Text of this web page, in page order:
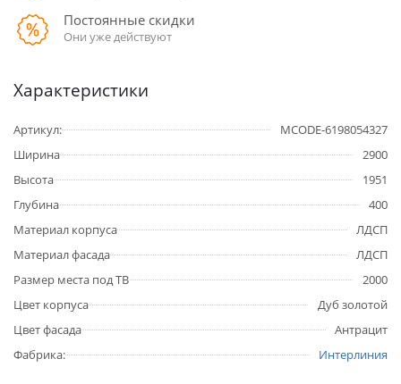
Постоянные скидки
Они уже действуют
Характеристики
Артикул:
MCODE-6198054327
Ширина
2900
Высота
1951
Глубина
400
Материал корпуса
ЛДСП
Материал фасада
ЛДСП
Размер места под ТВ
2000
Цвет корпуса
Дуб золотой
Цвет фасада
Антрацит
Фабрика:
Интерлиния